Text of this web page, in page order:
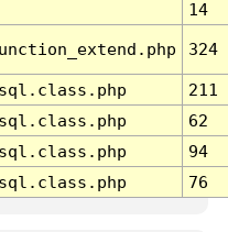
14
324
211
62
94
76